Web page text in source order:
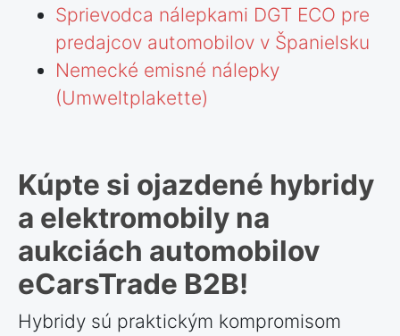
Sprievodca nálepkami DGT ECO pre
predajcov automobilov v Španielsku
Nemecké emisné nálepky
(Umweltplakette)
Kúpte si ojazdené hybridy
a elektromobily na
aukciách automobilov
eCarsTrade B2B!
Hybridy sú praktickým kompromisom